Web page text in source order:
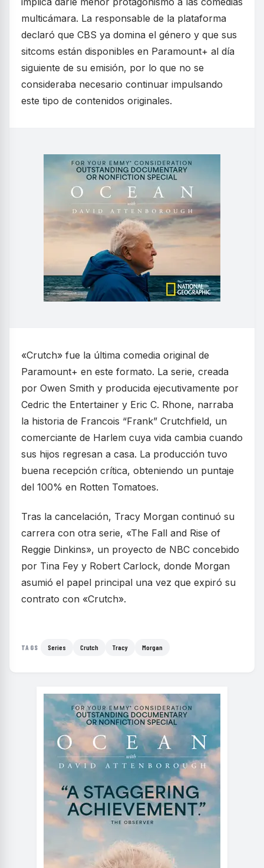
multicámara. La responsable de la plataforma
declaró que CBS ya domina el género y que sus
sitcoms están disponibles en Paramount+ al día
siguiente de su emisión, por lo que no se
consideraba necesario continuar impulsando
este tipo de contenidos originales.
«Crutch» fue la última comedia original de
Paramount+ en este formato. La serie, creada
por Owen Smith y producida ejecutivamente por
Cedric the Entertainer y Eric C. Rhone, narraba
la historia de Francois “Frank” Crutchfield, un
comerciante de Harlem cuya vida cambia cuando
sus hijos regresan a casa. La producción tuvo
buena recepción crítica, obteniendo un puntaje
del 100% en Rotten Tomatoes.
Tras la cancelación, Tracy Morgan continuó su
carrera con otra serie, «The Fall and Rise of
Reggie Dinkins», un proyecto de NBC concebido
por Tina Fey y Robert Carlock, donde Morgan
asumió el papel principal una vez que expiró su
contrato con «Crutch».
TAGS Series Crutch Tracy Morgan